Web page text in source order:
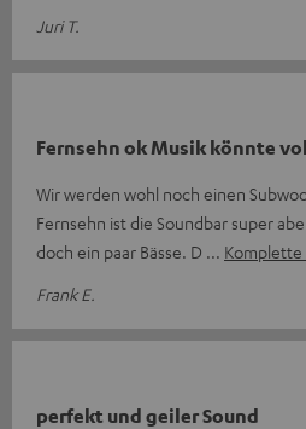
Juri T.
Fernsehn ok Musik könnte
Wir werden wohl noch einen
Fernsehn ist die Soundbar super
doch ein paar Bässe. D
Komplette
Frank E.
perfekt und geiler Sound